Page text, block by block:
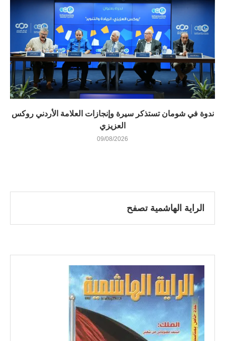
ندوة في شومان تستذكر سيرة وإنجازات العلامة الأردني روكس
العزيزي
09/08/2026
الراية الهاشمية تصفح